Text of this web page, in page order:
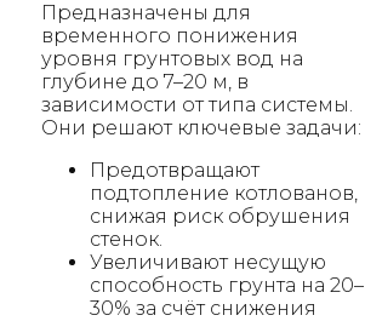
Предназначены для
временного понижения
уровня грунтовых вод на
глубине до 7–20 м, в
зависимости от типа системы.
Они решают ключевые задачи:
Предотвращают
подтопление котлованов,
снижая риск обрушения
стенок.
Увеличивают несущую
способность грунта на 20–
30% за счёт снижения